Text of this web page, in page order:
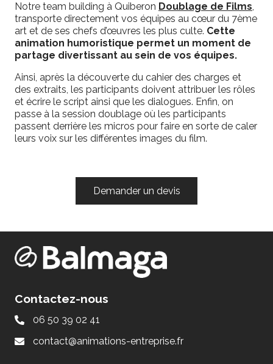
Notre team building à Quiberon Doublage de Films,
transporte directement vos équipes au cœur du 7ème
art et de ses chefs d’œuvres les plus culte. Cette
animation humoristique permet un moment de
partage divertissant au sein de vos équipes.
Ainsi, après la découverte du cahier des charges et
des extraits, les participants doivent attribuer les rôles
et écrire le script ainsi que les dialogues. Enfin, on
passe à la session doublage où les participants
passent derrière les micros pour faire en sorte de caler
leurs voix sur les différentes images du film.
Demander un devis
Contactez-nous
06 50 39 02 41
contact@animations-entreprise.fr